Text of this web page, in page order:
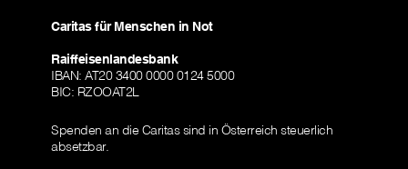
Caritas für Menschen in Not
Raiffeisenlandesbank
IBAN: AT20 3400 0000 0124 5000
BIC: RZOOAT2L
Spenden an die Caritas sind in Österreich steuerlich
absetzbar.